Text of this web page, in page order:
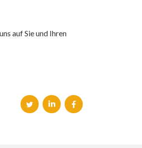
auf Sie und Ihren